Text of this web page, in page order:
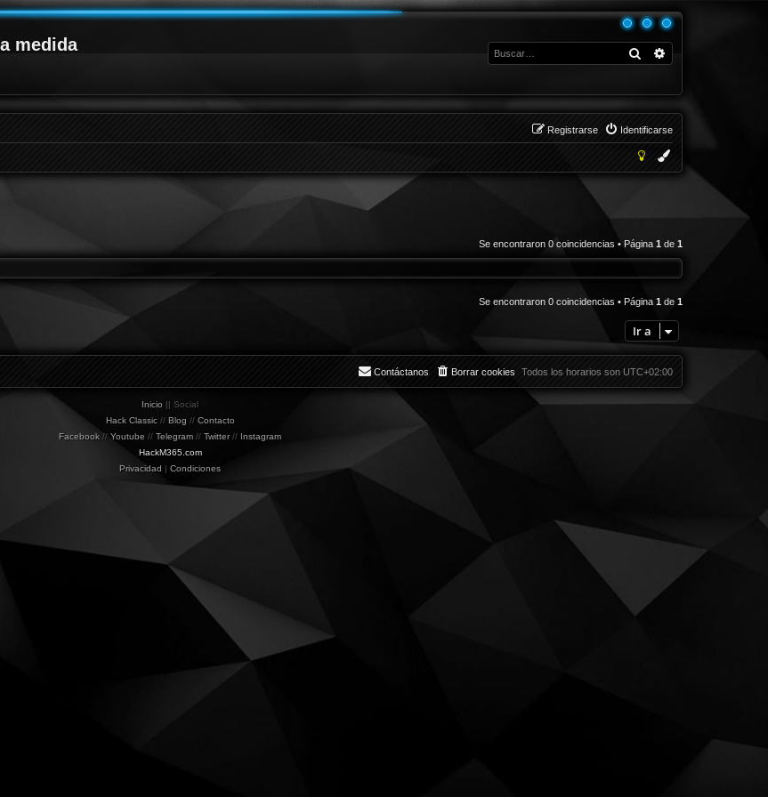
medida Buscar
Identificarse
Registrarse
Se encontraron 0 coincidencias • Página 1 de 1
Se encontraron 0 coincidencias • Página 1 de 1
Ir a
Todos los horarios son UTC+02:00
Borrar cookies
Contáctanos
Inicio || Social
Hack Classic// Blog // Contacto
Facebook // Youtube // Telegram // Twitter// Instagram
HackM365.com
Privacidad | Condiciones